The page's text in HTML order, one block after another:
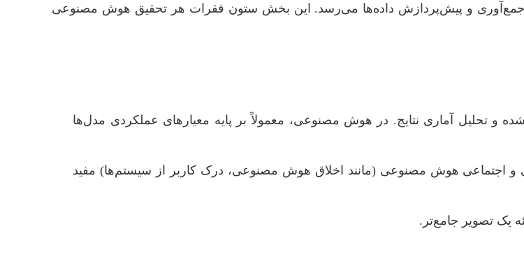
جمع‌آوری و پیش‌پردازش داده‌ها می‌رسد. این بخش ستون فقرات هر تحقیق هوش مصنوعی
و تحلیل آماری نتایج. در هوش مصنوعی، معمولاً بر پایه معیارهای عملکردی مدل‌ها
و اجتماعی هوش مصنوعی (مانند اخلاق هوش مصنوعی، درک کاربر از سیستم‌ها) مفید
یک تصویر جامع‌تر.